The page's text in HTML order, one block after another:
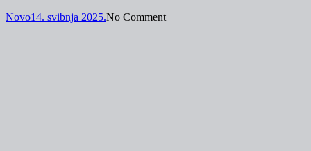
Novo14. svibnja 2025.No Comment